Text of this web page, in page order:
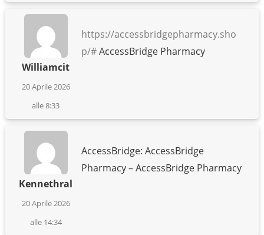
Williamcit
20 Aprile 2026
alle 8:33
https://accessbridgepharmacy.sho
p/#AccessBridge Pharmacy
Kennethral
20 Aprile 2026
alle 14:34
AccessBridge: AccessBridge
Pharmacy – AccessBridge Pharmacy